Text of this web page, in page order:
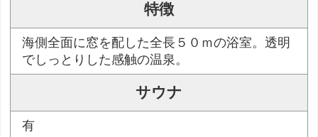
特徴
海側全面に窓を配した全長５０ｍの浴室。透明
でしっとりした感触の温泉。
サウナ
有